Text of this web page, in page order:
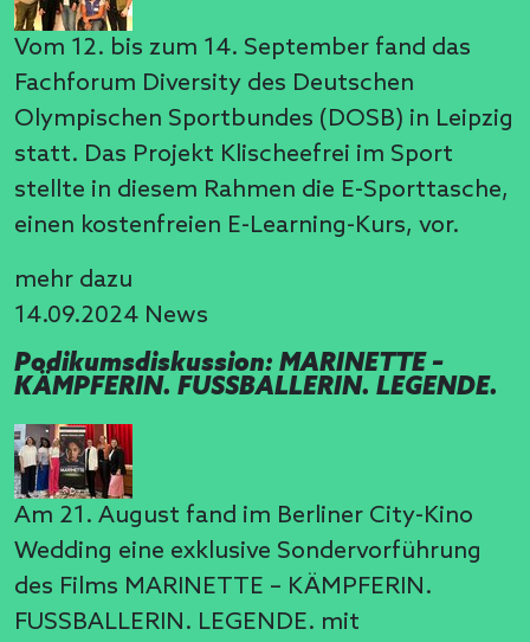
Vom 12. bis zum 14. September fand das
Fachforum Diversity des Deutschen
Olympischen Sportbundes (DOSB) in Leipzig
statt. Das Projekt Klischeefrei im Sport
stellte in diesem Rahmen die E-Sporttasche,
einen kostenfreien E-Learning-Kurs, vor.
mehr dazu
14.09.2024 News
Podikumsdiskussion: MARINETTE –
KÄMPFERIN. FUSSBALLERIN. LEGENDE.
Am 21. August fand im Berliner City-Kino
Wedding eine exklusive Sondervorführung
des Films MARINETTE – KÄMPFERIN.
FUSSBALLERIN. LEGENDE. mit